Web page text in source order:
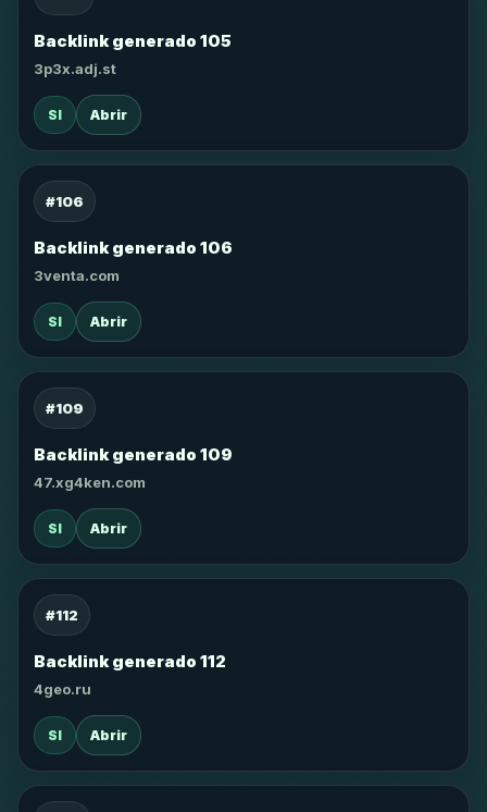
Backlink generado 105
3p3x.adj.st
SI Abrir
#106
Backlink generado 106
3venta.com
SI Abrir
#109
Backlink generado 109
47.xg4ken.com
SI Abrir
#112
Backlink generado 112
4geo.ru
SI Abrir